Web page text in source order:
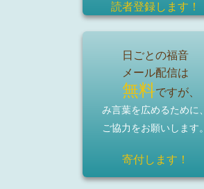
読者登録します！
日ごとの福音
メール配信は
無料ですが、
み言葉を広めるために、
ご協力をお願いします。
寄付します！